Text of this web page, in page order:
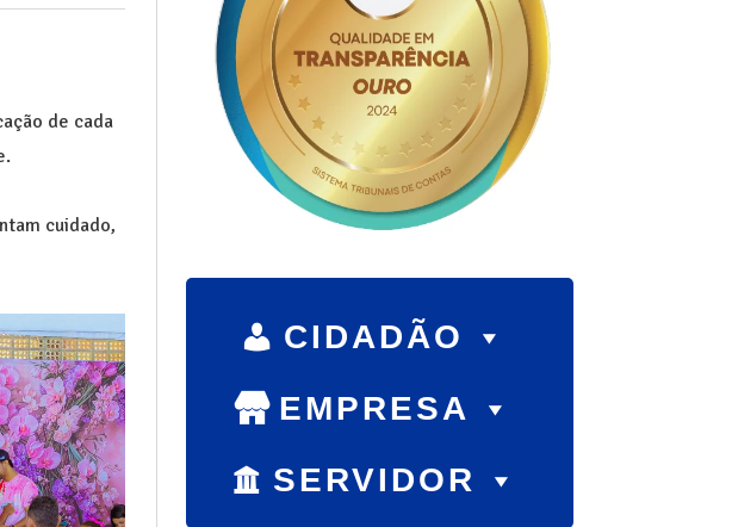
de cada
cuidado,
CIDADÃO
EMPRESA
SERVIDOR